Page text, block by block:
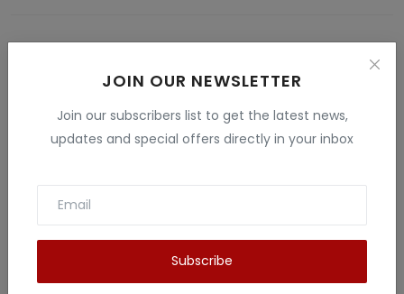
JOIN OUR NEWSLETTER
Join our subscribers list to get the latest news,
updates and special offers directly in your inbox
Subscribe
B.Sc. , B.ed and M.Sc. I like to give information related to tech
than 5 years experience in this field.